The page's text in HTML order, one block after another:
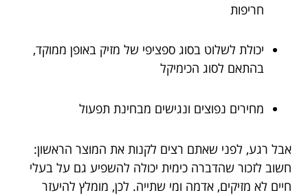
חריפות
יכולת לשלוט בסוג ספציפי של מזיק באופן ממוקד,
בהתאם לסוג הכימיקל
מחירים נפוצים ונגישים מבחינת תפעול
אבל רגע, לפני שאתם רצים לקנות את המוצר הראשון:
חשוב לזכור שהדברה כימית יכולה להשפיע גם על בעלי
חיים לא מזיקים, אדמה ומי שתייה. לכן, מומלץ להיעזר